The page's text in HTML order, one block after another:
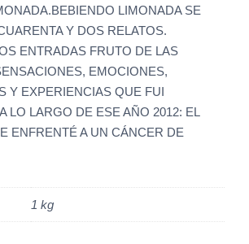
LIMONADA SE
Y DOS RELATOS.
ENTRADAS FRUTO DE LAS
EMOCIONES,
Y EXPERIENCIAS QUE FUI
LO LARGO DE ESE AÑO 2012: EL
ENFRENTÉ A UN CÁNCER DE
1 kg